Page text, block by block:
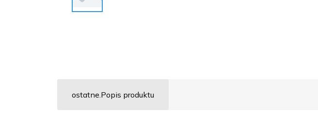
ostatne.Popis produktu